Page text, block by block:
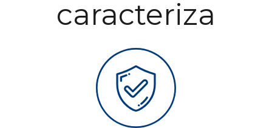
caracteriza